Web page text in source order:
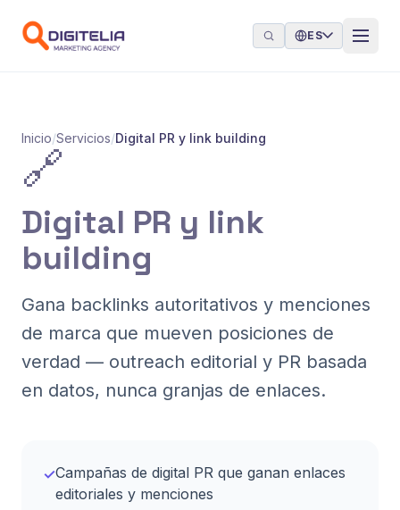
ES
Inicio/Servicios/Digital PR y link building
🔗
Digital PR y link
building
Gana backlinks autoritativos y menciones
de marca que mueven posiciones de
verdad — outreach editorial y PR basada
en datos, nunca granjas de enlaces.
✓Campañas de digital PR que ganan enlaces
editoriales y menciones